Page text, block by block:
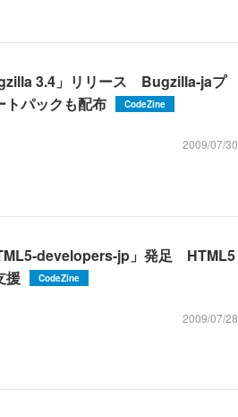
3.4」リリース Bugzilla-jaプ
トパックも配布
CodeZine
2009/07/30
developers-jp」発足 HTML5
援
CodeZine
2009/07/28